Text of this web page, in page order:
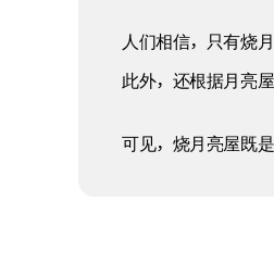
人们相信，只有烧
此外，还根据月亮
可见，烧月亮屋既